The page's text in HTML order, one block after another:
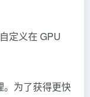
定义在 GPU
。为了获得更快